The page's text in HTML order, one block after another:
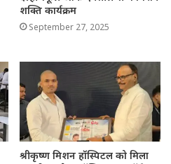
शक्ति कार्यक्रम
September 27, 2025
श्रीकृष्ण मिशन हॉस्पिटल को मिला